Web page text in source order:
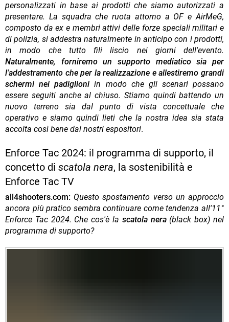
personalizzati in base ai prodotti che siamo autorizzati a
presentare. La squadra che ruota attorno a OF e AirMeG,
composto da ex e membri attivi delle forze speciali militari e
di polizia, si addestra naturalmente in anticipo con i prodotti,
in modo che tutto fili liscio nei giorni dell'evento.
Naturalmente, forniremo un supporto mediatico sia per
l'addestramento che per la realizzazione e allestiremo grandi
schermi nei padiglioni in modo che gli scenari possano
essere seguiti anche al chiuso. Stiamo quindi battendo un
nuovo terreno sia dal punto di vista concettuale che
operativo e siamo quindi lieti che la nostra idea sia stata
accolta così bene dai nostri espositori.
Enforce Tac 2024: il programma di supporto, il
concetto di scatola nera, la sostenibilità e
Enforce Tac TV
all4shooters.com: Questo spostamento verso un approccio
ancora più pratico sembra continuare come tendenza all'11°
Enforce Tac 2024. Che cos'è la scatola nera(black box) nel
programma di supporto?